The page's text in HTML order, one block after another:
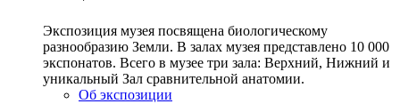
Экспозиция музея посвящена биологическому
разнообразию Земли. В залах музея представлено 10 000
экспонатов. Всего в музее три зала: Верхний, Нижний и
уникальный Зал сравнительной анатомии.
Об экспозиции